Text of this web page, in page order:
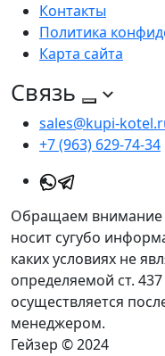
Контакты
Политика
Карта сайта
Связь
sales@kupi-
+7 (963) 629-74-34
Обращаем внимание
носит сугубо
каких условиях не
определяемой ст.
осуществляется
менеджером.
Гейзер © 2024